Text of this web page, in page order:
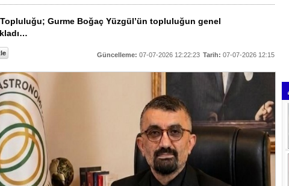
Gurme Boğaç Yüzgül’ün topluluğun genel
Güncelleme: 07-07-2026 12:22:23 Tarih: 07-07-2026 12:15